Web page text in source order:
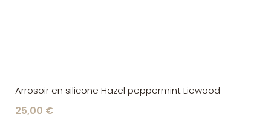
Arrosoir en silicone Hazel peppermint Liewood
25,00 €